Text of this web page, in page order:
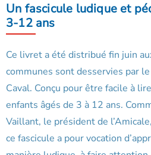
Un fascicule ludique et
3-12 ans
Ce livret a été distribué fin juin
communes sont desservies par
Caval. Conçu pour être facile à
enfants âgés de 3 à 12 ans.
Vaillant, le président de
ce fascicule a pour vocation